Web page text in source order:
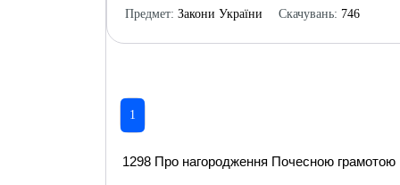
Предмет: Закони України
Скачувань: 746
1
1298 Про нагородження Почесною грамотою